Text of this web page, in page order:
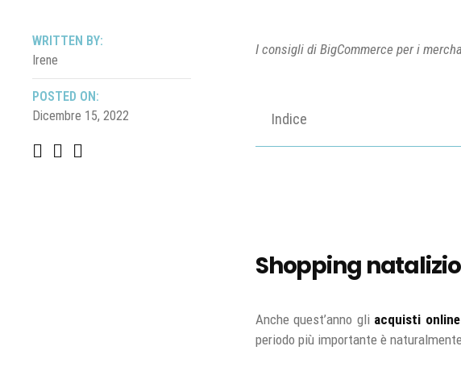
I consigli di BigCommerce per i
Indice
Shopping
Anche quest’anno gli acquisti online
periodo più importante è
WRITTEN BY:
Irene
POSTED ON:
Dicembre 15, 2022